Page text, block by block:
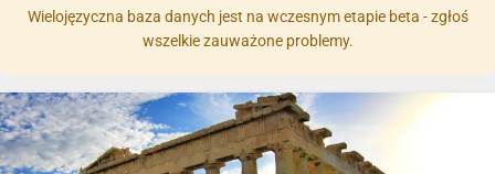
Wielojęzyczna baza danych jest na wczesnym etapie beta - zgłoś
wszelkie zauważone problemy.